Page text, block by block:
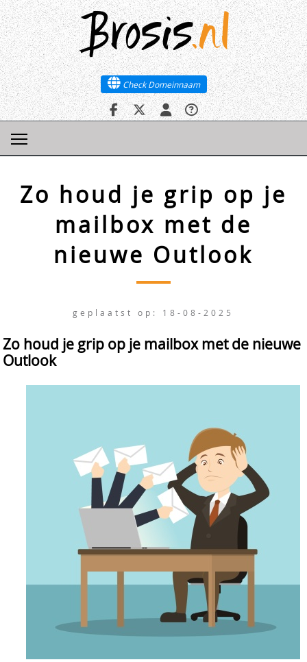
Check Domeinnaam
Brosis.nl
Check Domeinnaam
Zo houd je grip op je
mailbox met de
nieuwe Outlook
geplaatst op: 18-08-2025
Zo houd je grip op je mailbox met de nieuwe
Outlook